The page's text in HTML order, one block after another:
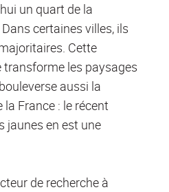
un quart de la
certaines villes, ils
Cette
les paysages
aussi la
France : le récent
jaunes en est une
de recherche à